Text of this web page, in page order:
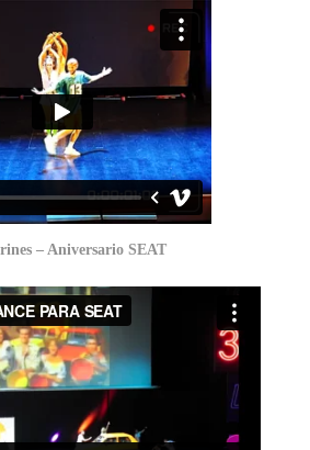
– Aniversario SEAT